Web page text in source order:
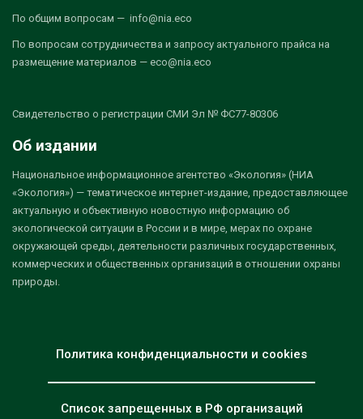
По общим вопросам — info@nia.eco
По вопросам сотрудничества и запросу актуального прайса на
размещение материалов — eco@nia.eco
Свидетельство о регистрации СМИ Эл № ФС77-80306
Об издании
Национальное информационное агентство «Экология» (НИА
«Экология») — тематическое интернет-издание, предоставляющее
актуальную и объективную новостную информацию об
экологической ситуации в России и в мире, мерах по охране
окружающей среды, деятельности различных государственных,
коммерческих и общественных организаций в отношении охраны
природы.
Политика конфиденциальности и cookies
Список запрещенных в РФ организаций